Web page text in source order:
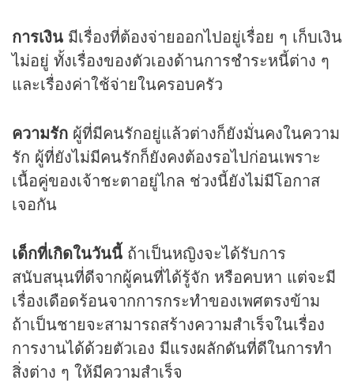
การเงิน มีเรื่องที่ต้องจ่ายออกไปอยู่เรื่อย ๆ เก็บเงิน
ไม่อยู่ ทั้งเรื่องของตัวเองด้านการชำระหนี้ต่าง ๆ
และเรื่องค่าใช้จ่ายในครอบครัว
ความรัก ผู้ที่มีคนรักอยู่แล้วต่างก็ยังมั่นคงในความ
รัก ผู้ที่ยังไม่มีคนรักก็ยังคงต้องรอไปก่อนเพราะ
เนื้อคู่ของเจ้าชะตาอยู่ไกล ช่วงนี้ยังไม่มีโอกาส
เจอกัน
เด็กที่เกิดในวันนี้ ถ้าเป็นหญิงจะได้รับการ
สนับสนุนที่ดีจากผู้คนที่ได้รู้จัก หรือคบหา แต่จะมี
เรื่องเดือดร้อนจากการกระทำของเพศตรงข้าม
ถ้าเป็นชายจะสามารถสร้างความสำเร็จในเรื่อง
การงานได้ด้วยตัวเอง มีแรงผลักดันที่ดีในการทำ
สิ่งต่าง ๆ ให้มีความสำเร็จ